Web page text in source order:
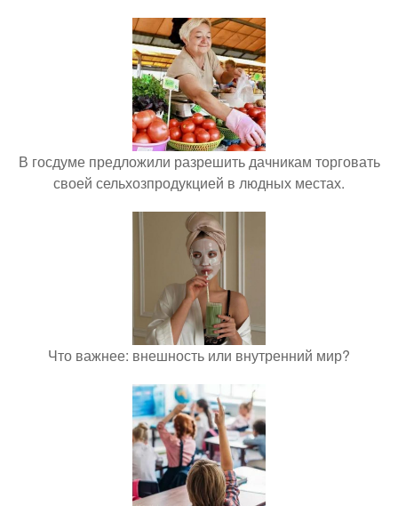
В госдуме предложили разрешить дачникам торговать
своей сельхозпродукцией в людных местах.
Что важнее: внешность или внутренний мир?